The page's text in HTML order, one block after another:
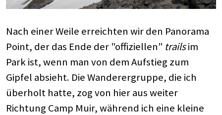
Nach einer Weile erreichten wir den Panorama
Point, der das Ende der "offiziellen" trailsim
Park ist, wenn man von dem Aufstieg zum
Gipfel absieht. Die Wanderergruppe, die ich
überholt hatte, zog von hier aus weiter
Richtung Camp Muir, während ich eine kleine